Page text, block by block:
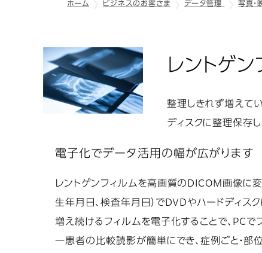
ホーム ビジネスのお客さま データ管理 写真・
レントゲ
整理しきれず増えて
ディスクに整理保存し
電子化でデータ活用の幅が広がります
レントゲンフィルムを高画質のDICOM画像に変
生年月日、検査年月日）でDVDやハードディス
増え続けるフィルムを電子化することで、PCで
一患者の比較読影が簡単にでき、症例ごと・部